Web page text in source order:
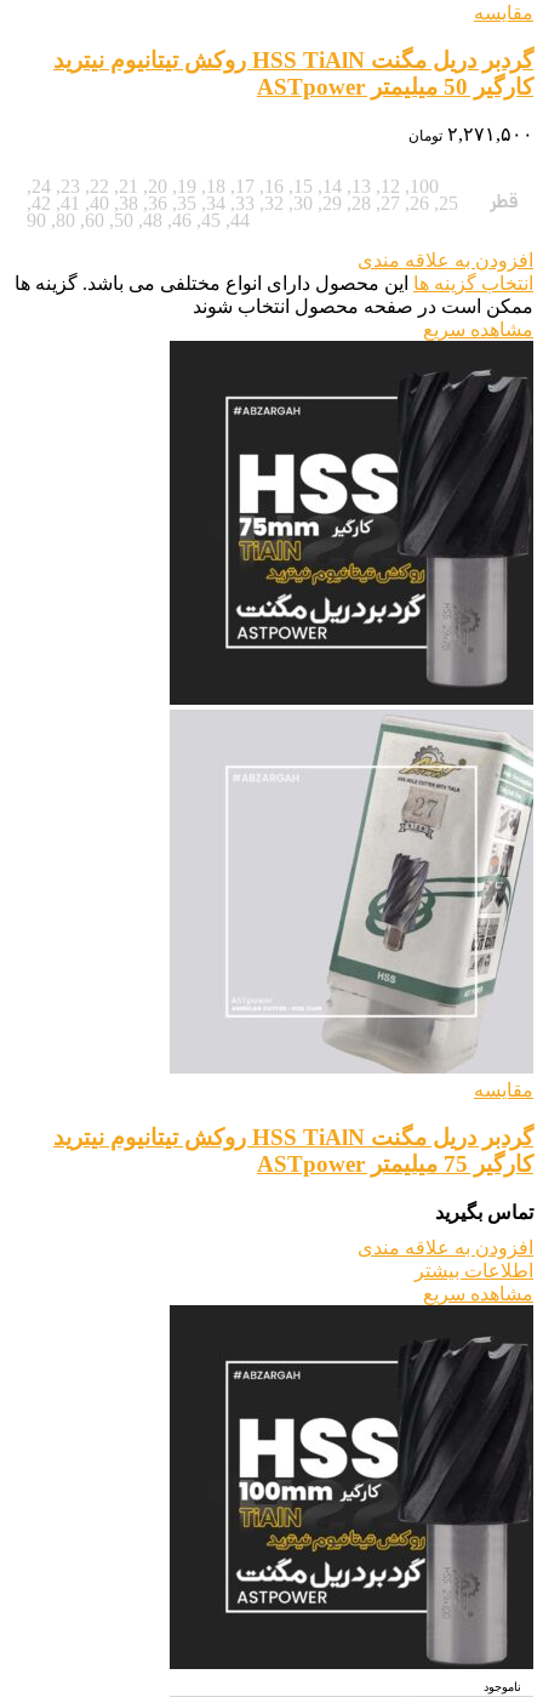
مقایسه
گردبر دریل مگنت HSS TiAlN روکش تیتانیوم نیترید
کارگیر 50 میلیمتر ASTpower
۲,۲۷۱,۵۰۰ تومان
قطر
100
,
12
,
13
,
14
,
15
,
16
,
17
,
18
,
19
,
20
,
21
,
22
,
23
,
24
,
25
,
26
,
27
,
28
,
29
,
30
,
32
,
33
,
34
,
35
,
36
,
38
,
40
,
41
,
42
,
44
,
45
,
46
,
48
,
50
,
60
,
80
,
90
افزودن به علاقه مندی
انتخاب گزینه ها این محصول دارای انواع مختلفی می باشد. گزینه ها
ممکن است در صفحه محصول انتخاب شوند
مشاهده سریع
مقایسه
گردبر دریل مگنت HSS TiAlN روکش تیتانیوم نیترید
کارگیر 75 میلیمتر ASTpower
تماس بگیرید
افزودن به علاقه مندی
اطلاعات بیشتر
مشاهده سریع
ناموجود